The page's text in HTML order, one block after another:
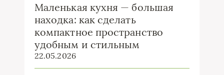
Маленькая кухня — большая
находка: как сделать
компактное пространство
удобным и стильным
22.05.2026